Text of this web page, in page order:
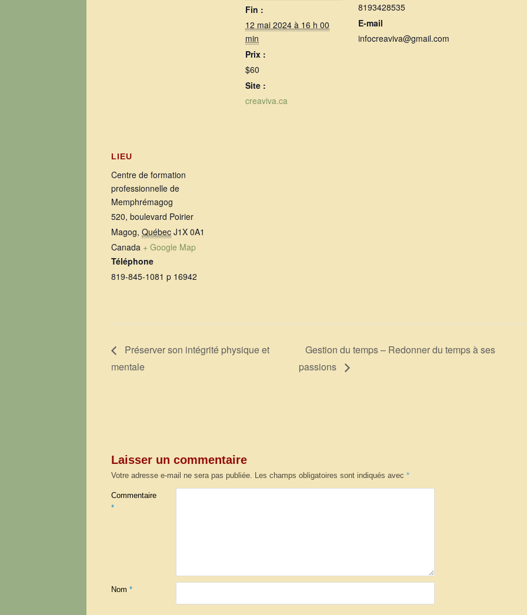
Fin :
12 mai 2024 à 16 h 00
min
Prix :
$60
Site :
creaviva.ca
8193428535
E-mail
infocreaviva@gmail.com
LIEU
Centre de formation
professionnelle de
Memphrémagog
520, boulevard Poirier
Magog, Québec J1X 0A1
Canada + Google Map
Téléphone
819-845-1081 p 16942
Préserver son intégrité physique et
mentale
Gestion du temps – Redonner du temps à ses
passions
Laisser un commentaire
Votre adresse e-mail ne sera pas publiée. Les champs obligatoires sont indiqués avec *
Commentaire
*
Nom *